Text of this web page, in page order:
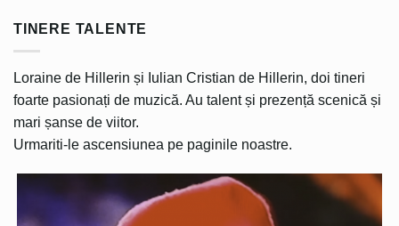
TINERE TALENTE
Loraine de Hillerin și Iulian Cristian de Hillerin, doi tineri
foarte pasionați de muzică. Au talent și prezență scenică și
mari șanse de viitor.
Urmariti-le ascensiunea pe paginile noastre.